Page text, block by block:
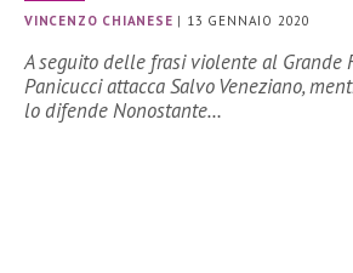
VINCENZO CHIANESE | 13 GENNAIO 2020
A seguito delle frasi violente al Grande
Panicucci attacca Salvo Veneziano,
lo difende Nonostante…